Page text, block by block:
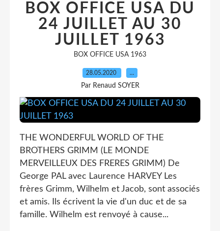
BOX OFFICE USA DU
24 JUILLET AU 30
JUILLET 1963
BOX OFFICE USA 1963
28.05.2020 …
Par Renaud SOYER
THE WONDERFUL WORLD OF THE
BROTHERS GRIMM (LE MONDE
MERVEILLEUX DES FRERES GRIMM) De
George PAL avec Laurence HARVEY Les
frères Grimm, Wilhelm et Jacob, sont associés
et amis. Ils écrivent la vie d'un duc et de sa
famille. Wilhelm est renvoyé à cause...